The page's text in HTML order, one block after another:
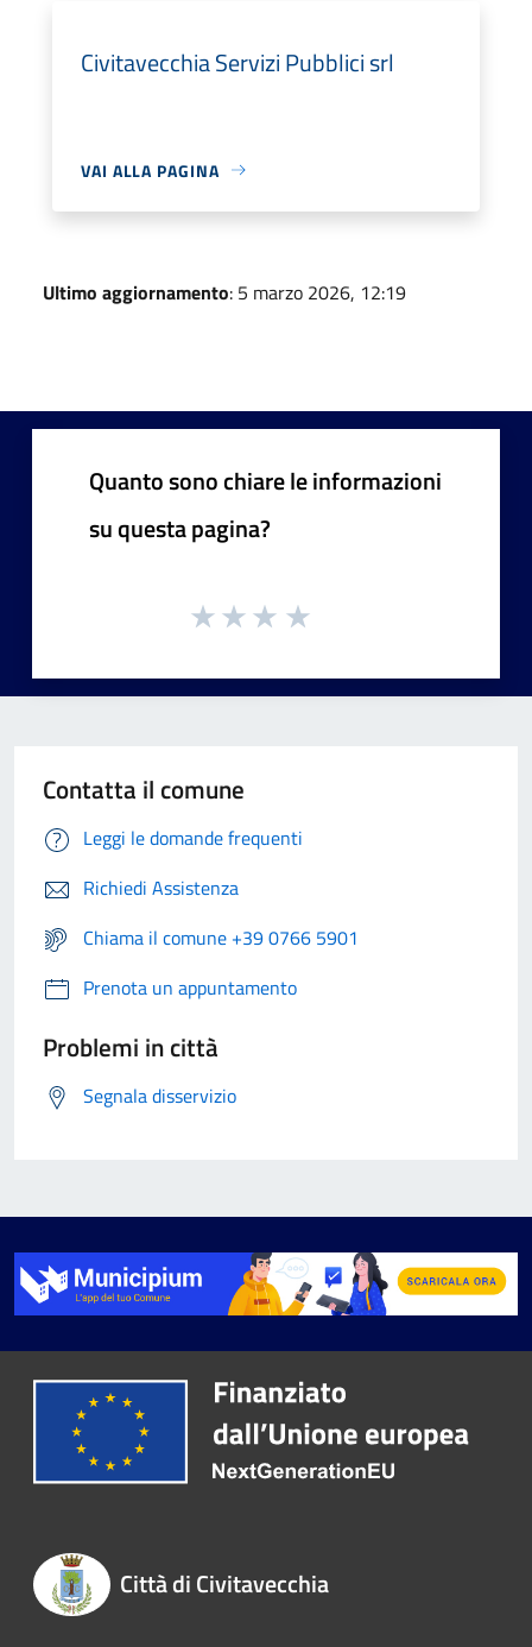
Civitavecchia Servizi Pubblici srl
VAI ALLA PAGINA
Ultimo aggiornamento: 5 marzo 2026, 12:19
Quanto sono chiare le informazioni
su questa pagina?
Contatta il comune
Leggi le domande frequenti
Richiedi Assistenza
Chiama il comune +39 0766 5901
Prenota un appuntamento
Problemi in città
Segnala disservizio
Città di Civitavecchia